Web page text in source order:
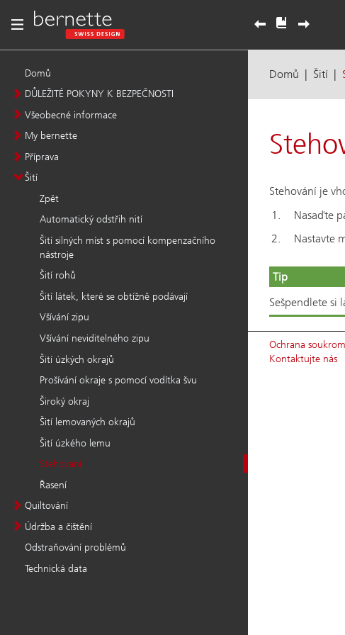
Domů
DŮLEŽITÉ POKYNY K BEZPEČNOSTI
Všeobecné informace
My bernette
Příprava
Šití
Zpět
Automatický odstřih nití
Šití silných míst s pomocí kompenzačního
nástroje
Šití rohů
Šití látek, které se obtížně podávají
Všívání zipu
Všívání neviditelného zipu
Šití úzkých okrajů
Prošívání okraje s pomocí vodítka švu
Široký okraj
Šití lemovaných okrajů
Šití úzkého lemu
Stehování
Řasení
Quiltování
Údržba a čištění
Odstraňování problémů
Technická data